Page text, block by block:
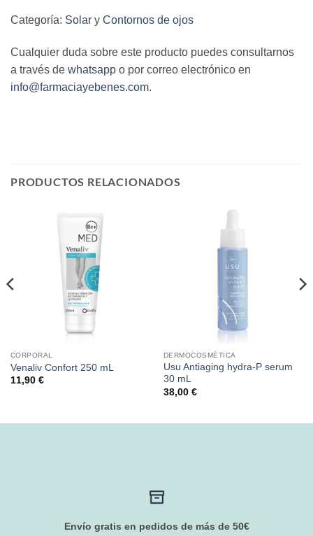
Categoría: Solar y Contornos de ojos
Cualquier duda sobre este producto puedes consultarnos
a través de whatsapp o por correo electrónico en
info@farmaciayebenes.com.
PRODUCTOS RELACIONADOS
CORPORAL
Venaliv Confort 250 mL
11,90 €
DERMOCOSMÉTICA
Usu Antiaging hydra-P serum
30 mL
38,00 €
Envío gratis en pedidos de más de 50€